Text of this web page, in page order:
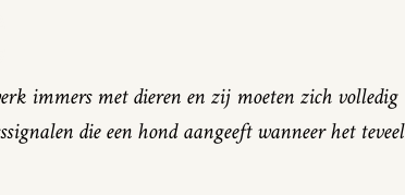
immers met dieren en zij moeten zich volledig
die een hond aangeeft wanneer het teveel